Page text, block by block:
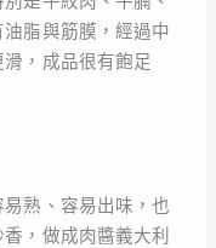
脂與筋膜，經過中
，成品很有飽足
熟、容易出味，也
，做成肉醬義大利